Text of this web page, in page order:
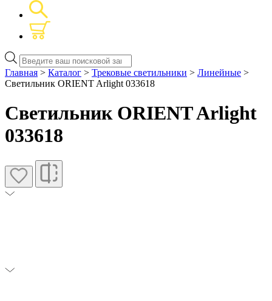
Поиск
товаров
Главная > Каталог > Трековые светильники > Линейные >
Светильник ORIENT Arlight 033618
Светильник ORIENT Arlight
033618